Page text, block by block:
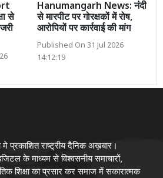
से
Hanumangarh News: नंदी
से मारपीट पर गोरक्षकों में रोष,
आरोपियों पर कार्रवाई की मांग
Published On 31 Jul 2026
14:12:19
मे प्रकाशित राष्ट्रीय दैनिक अख़बार।
के माध्यम से विश्वसनीय समाचारों,
शिक्षा का प्रसार कर समाज में सकारात्मक